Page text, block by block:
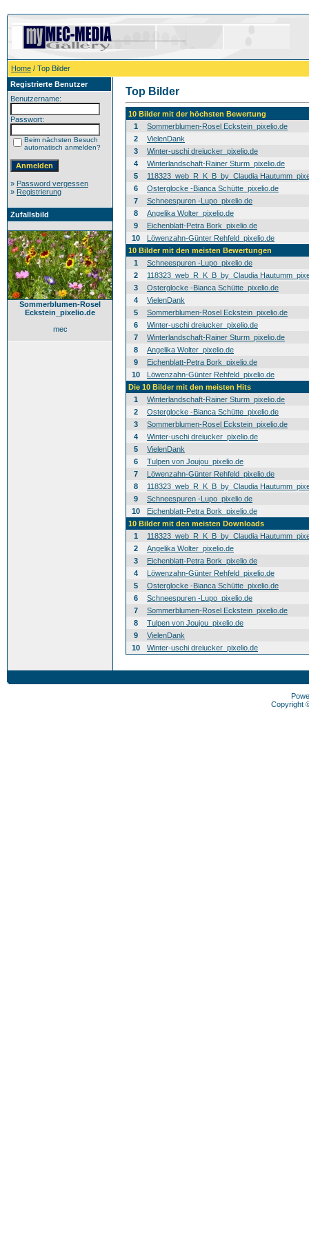
Home / Top Bilder
Registrierte Benutzer
Benutzername:
Passwort:
Beim nächsten Besuch
automatisch anmelden?
» Password vergessen
» Registrierung
Zufallsbild
Sommerblumen-Rosel
Eckstein_pixelio.de
mec
Top Bilder
10 Bilder mit der höchsten Bewertung
1
Sommerblumen-Rosel Eckstein_pixelio.de
2
VielenDank
3
Winter-uschi dreiucker_pixelio.de
4
Winterlandschaft-Rainer Sturm_pixelio.de
5
118323_web_R_K_B_by_Claudia
6
Osterglocke -Bianca Schütte_pixelio.de
7
Schneespuren -Lupo_pixelio.de
8
Angelika Wolter_pixelio.de
9
Eichenblatt-Petra Bork_pixelio.de
10
Löwenzahn-Günter Rehfeld_pixelio.de
10 Bilder mit den meisten Bewertungen
1
Schneespuren -Lupo_pixelio.de
2
118323_web_R_K_B_by_Claudia
3
Osterglocke -Bianca Schütte_pixelio.de
4
VielenDank
5
Sommerblumen-Rosel Eckstein_pixelio.de
6
Winter-uschi dreiucker_pixelio.de
7
Winterlandschaft-Rainer Sturm_pixelio.de
8
Angelika Wolter_pixelio.de
9
Eichenblatt-Petra Bork_pixelio.de
10
Löwenzahn-Günter Rehfeld_pixelio.de
Die 10 Bilder mit den meisten Hits
1
Winterlandschaft-Rainer Sturm_pixelio.de
2
Osterglocke -Bianca Schütte_pixelio.de
3
Sommerblumen-Rosel Eckstein_pixelio.de
4
Winter-uschi dreiucker_pixelio.de
5
VielenDank
6
Tulpen von Joujou_pixelio.de
7
Löwenzahn-Günter Rehfeld_pixelio.de
8
118323_web_R_K_B_by_Claudia
9
Schneespuren -Lupo_pixelio.de
10
Eichenblatt-Petra Bork_pixelio.de
10 Bilder mit den meisten Downloads
1
118323_web_R_K_B_by_Claudia
2
Angelika Wolter_pixelio.de
3
Eichenblatt-Petra Bork_pixelio.de
4
Löwenzahn-Günter Rehfeld_pixelio.de
5
Osterglocke -Bianca Schütte_pixelio.de
6
Schneespuren -Lupo_pixelio.de
7
Sommerblumen-Rosel Eckstein_pixelio.de
8
Tulpen von Joujou_pixelio.de
9
VielenDank
10
Winter-uschi dreiucker_pixelio.de
Copyright